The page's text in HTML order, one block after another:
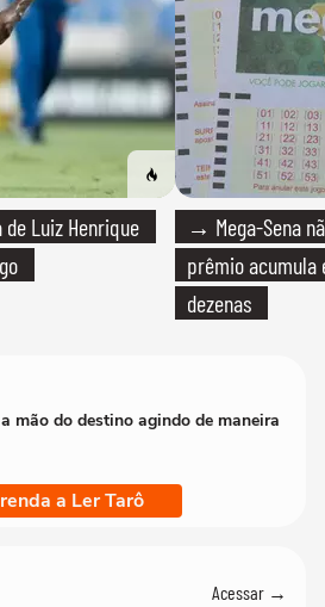
Luiz Henrique
→ Mega-Sena
prêmio acumula
dezenas
mão do destino agindo de maneira
a Ler Tarô
Acessar →